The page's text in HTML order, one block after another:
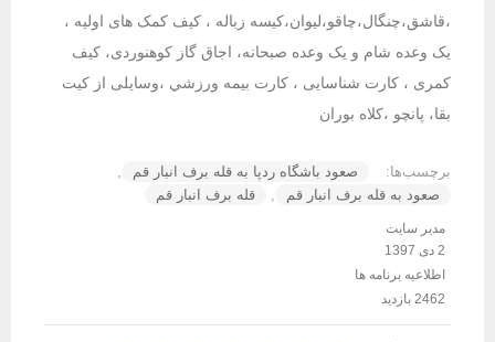
،قاشق،چنگال،چاقو،لیوان،کیسه زباله ، کیف کمک های اولیه ،
یک وعده شام و یک وعده صبحانه، اجاق گاز کوهنوردی، کیف
کمری ، کارت شناسایی ، كارت بيمه ورزشي ،وسایلی از کیت
بقا، پانچو ،کلاه بوران
برچسب‌ها: صعود باشگاه ردپا به قله برف انبار قم
صعود به قله برف انبار قم
, قله برف انبار قم
مدیر سایت
اطلاعیه برنامه ها